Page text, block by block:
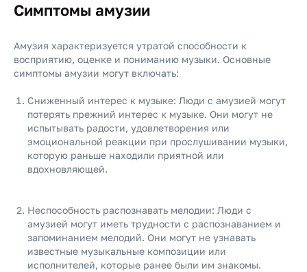
Симптомы амузии
Амузия характеризуется утратой способности к
восприятию, оценке и пониманию музыки. Основные
симптомы амузии могут включать:
Сниженный интерес к музыке: Люди с амузией могут
потерять прежний интерес к музыке. Они могут не
испытывать радости, удовлетворения или
эмоциональной реакции при прослушивании музыки,
которую раньше находили приятной или
вдохновляющей.
Неспособность распознавать мелодии: Люди с
амузией могут иметь трудности с распознаванием и
запоминанием мелодий. Они могут не узнавать
известные музыкальные композиции или
исполнителей, которые ранее были им знакомы.